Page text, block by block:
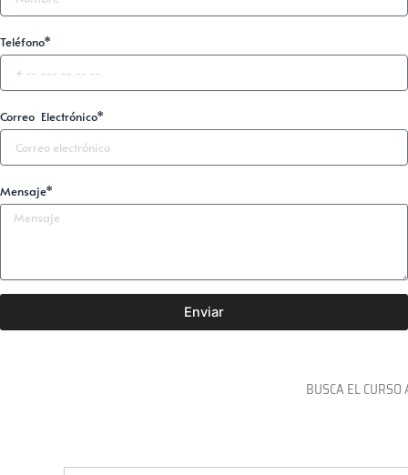
Teléfono*
Correo Electrónico*
Mensaje*
Enviar
BUSCA EL CURSO